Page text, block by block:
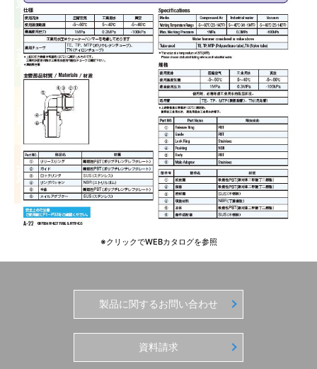
※クリックでWEBカタログを参照
製品に関するお問い合わせ
資料請求